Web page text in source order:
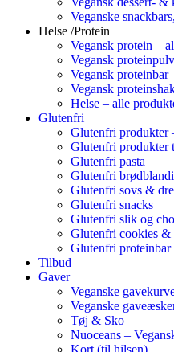
Veganske
Helse /Protein
Vegansk protein –
Vegansk
Vegansk proteinbar
Vegansk
Helse – alle
Glutenfri
Glutenfri produkter
Glutenfri produkter
Glutenfri pasta
Glutenfri
Glutenfri sovs &
Glutenfri snacks
Glutenfri slik og
Glutenfri cookies &
Glutenfri proteinbar
Tilbud
Gaver
Veganske
Veganske
Tøj & Sko
Nuoceans –
Kort (til hilsen)